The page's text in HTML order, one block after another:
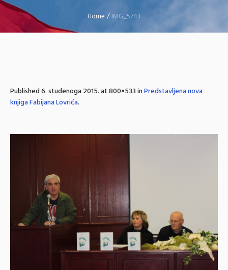
Home /IMG_5743
Published6. studenoga 2015.at 800×533 inPredstavljena nova
knjiga Fabijana Lovrića.